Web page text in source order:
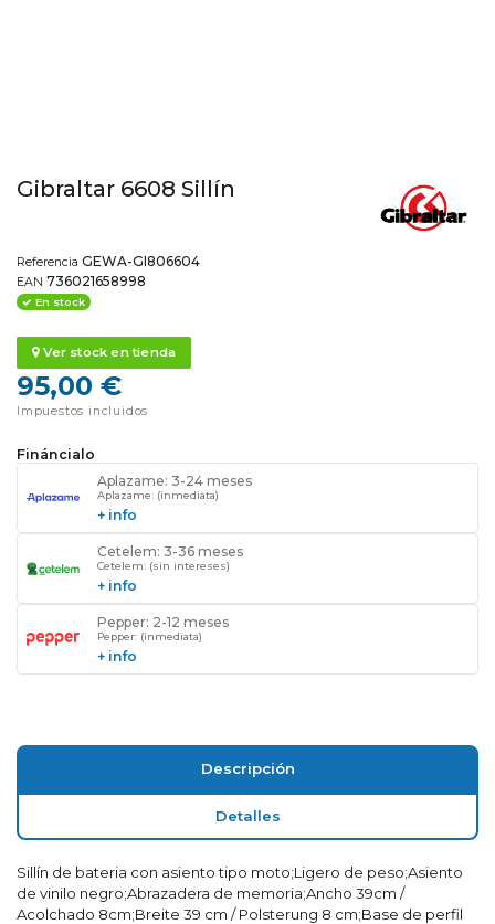
Gibraltar 6608 Sillín
Referencia GEWA-GI806604
EAN 736021658998
En stock
Ver stock en tienda
95,00 €
Impuestos incluidos
Fináncialo
Aplazame: 3-24 meses
Aplazame: (inmediata)
+ info
Cetelem: 3-36 meses
Cetelem: (sin intereses)
+ info
Pepper: 2-12 meses
Pepper: (inmediata)
+ info
Descripción
Detalles
Sillín de bateria con asiento tipo moto;Ligero de peso;Asiento
de vinilo negro;Abrazadera de memoria;Ancho 39cm /
Acolchado 8cm;Breite 39 cm / Polsterung 8 cm;Base de perfil